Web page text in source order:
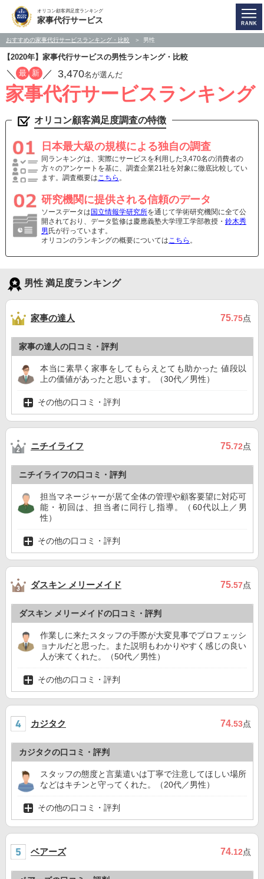
オリコン顧客満足度ランキング
家事代行サービス
おすすめの家事代行サービスランキング・比較 男性
【2020年】家事代行サービスの男性ランキング・比較
／ 最 新 ／ 3,470名が選んだ
家事代行サービスランキング
オリコン顧客満足度調査の特徴
日本最大級の規模による独自の調査
同ランキングは、実際にサービスを利用した3,470名の消費者の
方々のアンケートを基に、調査企業21社を対象に徹底比較してい
ます。調査概要はこちら 。
研究機関に提供される信頼のデータ
ソースデータは 国立情報学研究所を通じて学術研究機関に全て公
開されており、データ監修は慶應義塾大学理工学部教授・ 鈴木秀
男 氏が行っています。
オリコンのランキングの概要についてはこちら 。
男性 満足度ランキング
家事の達人 75.75点
家事の達人の口コミ・評判
本当に素早く家事をしてもらえとても助かった 値段以
上の価値があったと思います。（30代／男性）
その他の口コミ・評判
ニチイライフ 75.72点
ニチイライフの口コミ・評判
担当マネージャーが居て全体の管理や顧客要望に対応可
能・初回は、担当者に同行し指導。（60代以上／男
性）
その他の口コミ・評判
ダスキン メリーメイド 75.57点
ダスキン メリーメイドの口コミ・評判
作業しに来たスタッフの手際が大変見事でプロフェッシ
ョナルだと思った。また説明もわかりやすく感じの良い
人が来てくれた。（50代／男性）
その他の口コミ・評判
カジタク 74.53点
カジタクの口コミ・評判
スタッフの態度と言葉遣いは丁寧で注意してほしい場所
などはキチンと守ってくれた。（20代／男性）
その他の口コミ・評判
ベアーズ 74.12点